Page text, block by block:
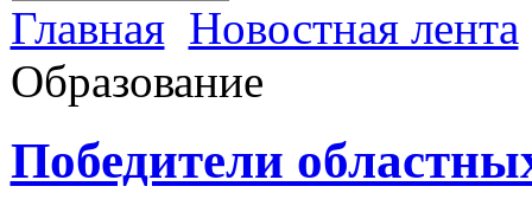
Главная Новостная лента
Образование
Победители